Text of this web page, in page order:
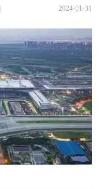
2024-01-31